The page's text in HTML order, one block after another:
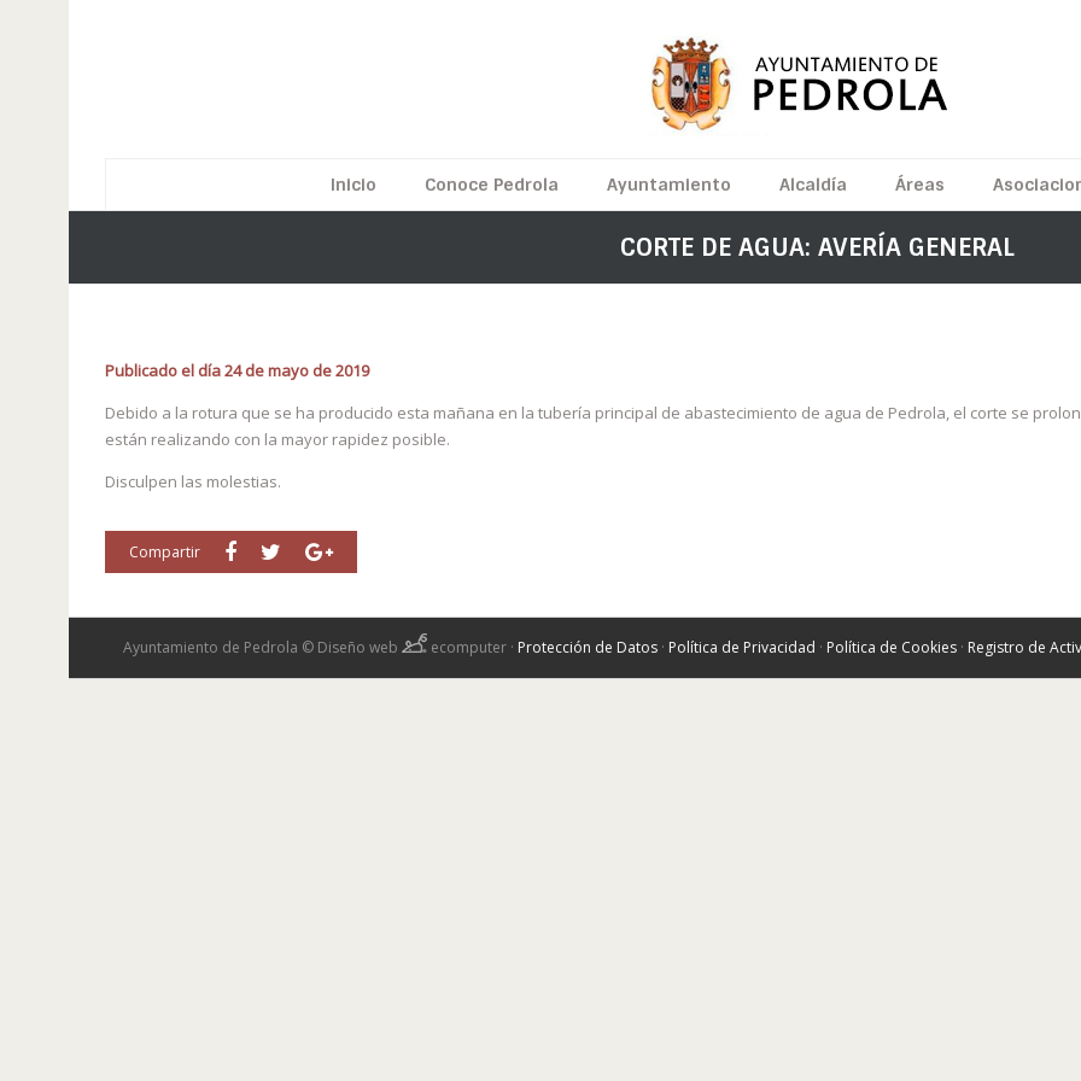
Inicio Conoce Pedrola Ayuntamiento Alcaldía Áreas
CORTE DE AGUA: AVERÍA GENERAL
Publicado el día 24 de mayo de 2019
Debido a la rotura que se ha producido esta mañana en la tubería principal de abastecimiento de agua de Pedrola, el corte se
están realizando con la mayor rapidez posible.
Disculpen las molestias.
Compartir
Ayuntamiento de Pedrola © Diseño web ecomputer · Protección de Datos · Política de Privacidad · Política de Cookies · Registro de